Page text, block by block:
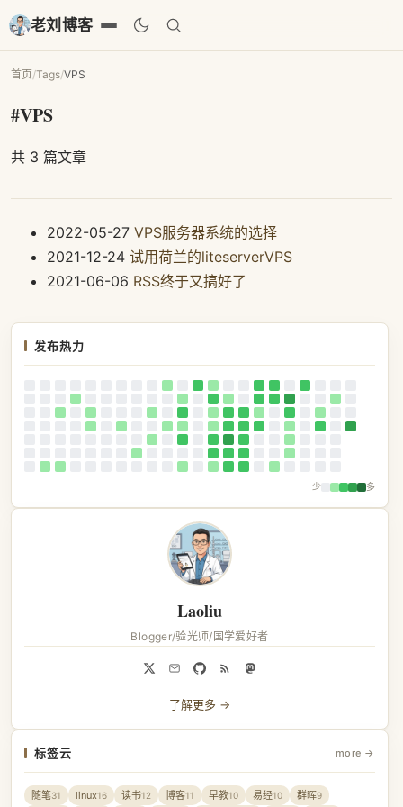
老刘博客
首页/Tags/VPS
#VPS
共 3 篇文章
2022-05-27 VPS服务器系统的选择
2021-12-24 试用荷兰的liteserverVPS
2021-06-06 RSS终于又搞好了
发布热力
少 多
Laoliu
Blogger/验光师/国学爱好者
了解更多 →
标签云 more →
随笔31 linux16 读书12 博客11 早教10 易经10 群晖9